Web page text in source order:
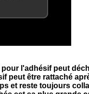
l'adhésif peut
peut être rattaché
et reste toujours